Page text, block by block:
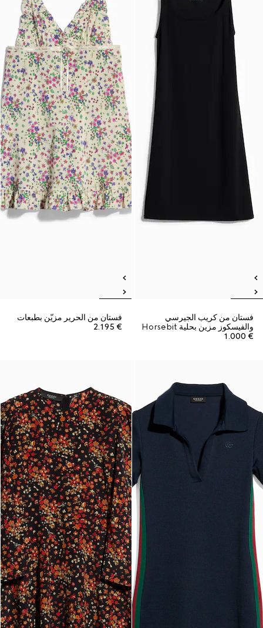
فستان من كريب الجيرسي
والفيسكوز مزين بحلية Horsebit
€ 1.000
فستان من الحرير مزيّن بطبعات
€ 2.195